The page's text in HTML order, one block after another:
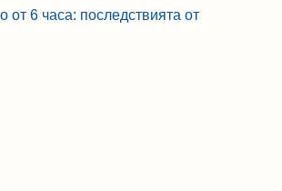
от 6 часа: последствията от